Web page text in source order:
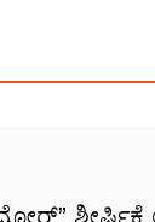
ಶೀರ್ಷಿಕೆ